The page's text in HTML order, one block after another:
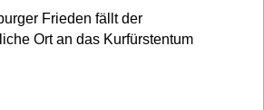
Frieden fällt der
Ort an das Kurfürstentum